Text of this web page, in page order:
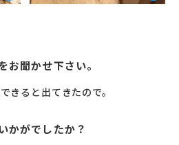
お聞かせ下さい。
きると出てきたので。
かがでしたか？